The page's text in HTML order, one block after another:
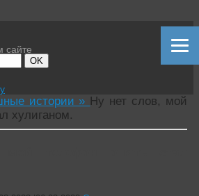
сайте
OK
истории » Ну нет слов, мой
хулиганом.